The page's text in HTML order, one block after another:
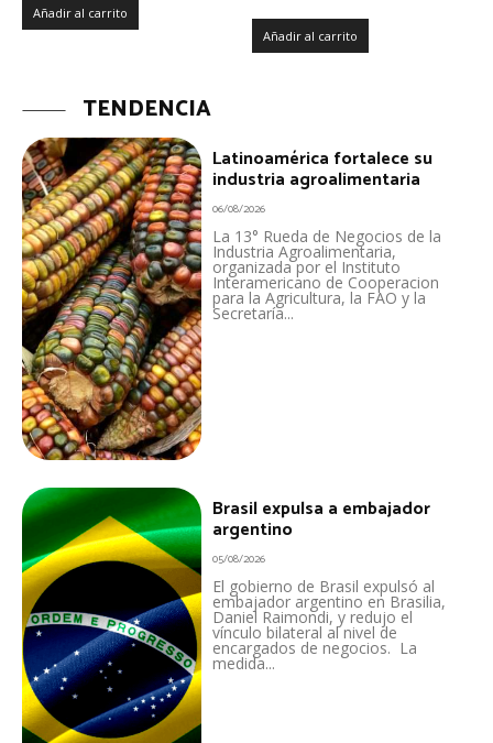
Añadir al carrito
Añadir al carrito
TENDENCIA
Latinoamérica fortalece su
industria agroalimentaria
06/08/2026
La 13° Rueda de Negocios de la
Industria Agroalimentaria,
organizada por el Instituto
Interamericano de Cooperacion
para la Agricultura, la FAO y la
Secretaría...
Brasil expulsa a embajador
argentino
05/08/2026
El gobierno de Brasil expulsó al
embajador argentino en Brasilia,
Daniel Raimondi, y redujo el
vínculo bilateral al nivel de
encargados de negocios. La
medida...